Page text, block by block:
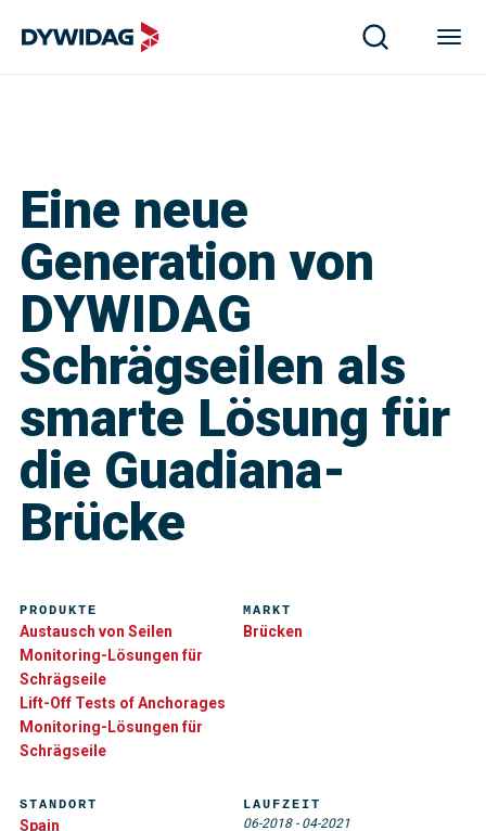
Eine neue
Generation von
DYWIDAG
Schrägseilen als
smarte Lösung für
die Guadiana-
Brücke
PRODUKTE
Austausch von Seilen
Monitoring-Lösungen für
Schrägseile
Lift-Off Tests of Anchorages
Monitoring-Lösungen für
Schrägseile
MARKT
Brücken
STANDORT
Spain
LAUFZEIT
06-2018- 04-2021